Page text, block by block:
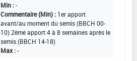
Min :-
Commentaire (Min) : 1er apport
avant/au moment du semis (BBCH 00-
10) 2ème apport 4 à 8 semaines après le
semis (BBCH 14-18)
Max :-